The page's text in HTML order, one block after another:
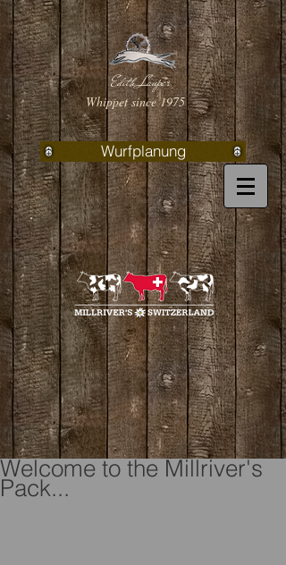
Edith Lauper
Whippet since 1975
Wurfplanung
Welcome to the Millriver's
Pack...